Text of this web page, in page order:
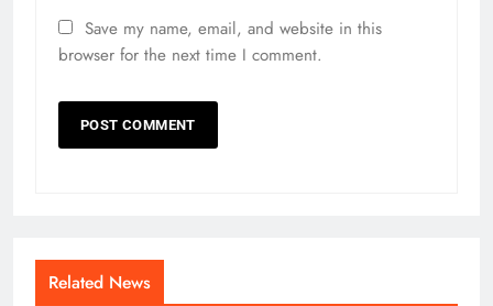
Save my name, email, and website in this
browser for the next time I comment.
Related News